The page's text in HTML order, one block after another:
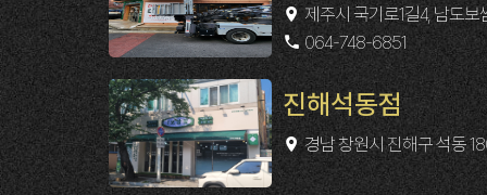
제주시 국기로1길4, 남도
064-748-6851
진해석동점
경남 창원시 진해구 석동